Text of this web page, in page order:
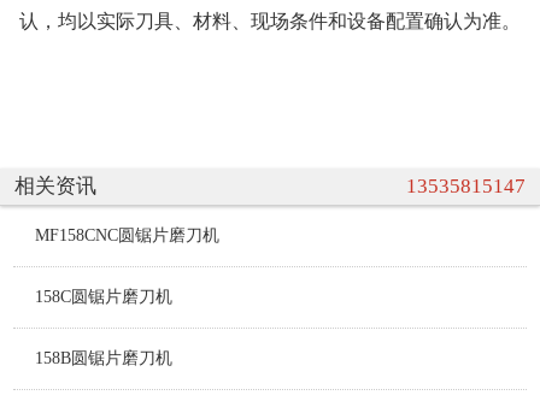
认，均以实际刀具、材料、现场条件和设备配置确认为准。
相关资讯 13535815147
MF158CNC圆锯片磨刀机
158C圆锯片磨刀机
158B圆锯片磨刀机